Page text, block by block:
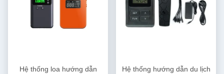
Hệ thống loa hướng dẫn
Hệ thống hướng dẫn du lịch